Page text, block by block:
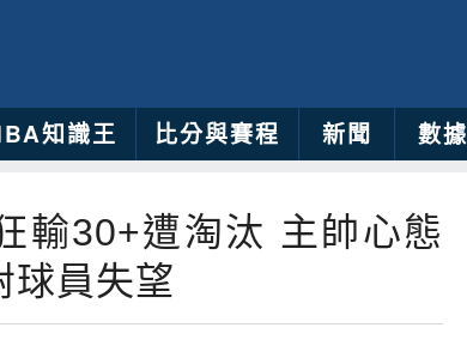
知識王 比分與賽程 新聞 數據
輸30+遭淘汰 主帥心態
球員失望